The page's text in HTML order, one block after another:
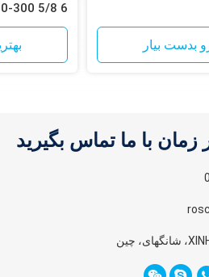
بدست بیار
300
ساعت طول
زمان با ما تماس بگیرید